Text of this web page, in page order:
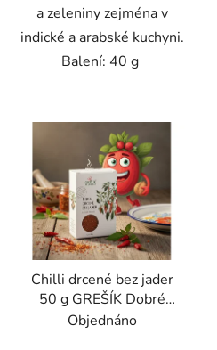
a zeleniny zejména v
indické a arabské kuchyni.
Balení: 40 g
Chilli drcené bez jader
50 g GREŠÍK Dobré
koření
Objednáno